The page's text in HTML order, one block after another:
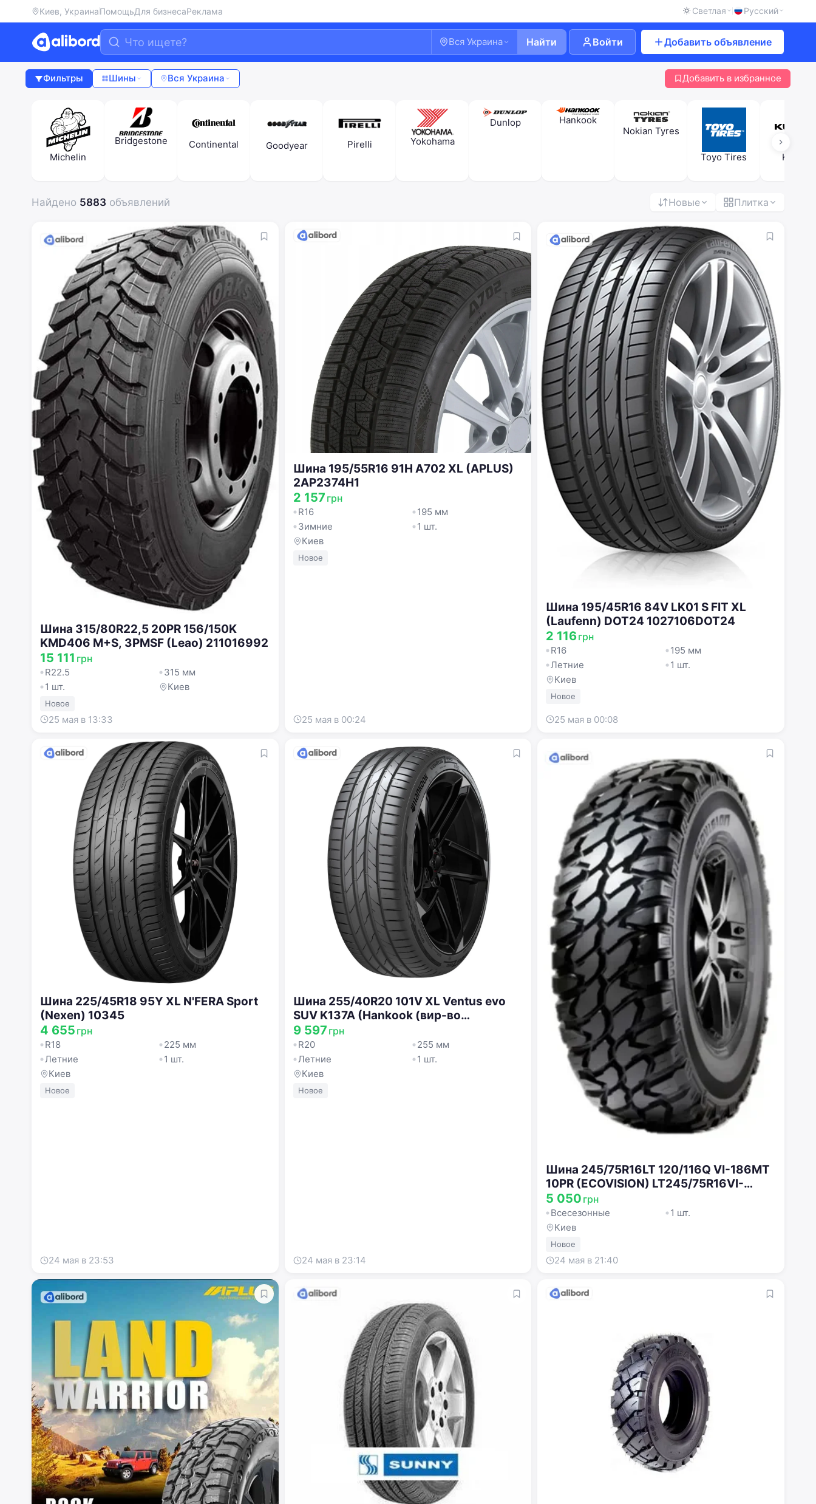
Киев, УкраинаПомощьДля бизнесаРеклама Светлая Русский
Вся Украина Найти Войти Добавить объявление
Фильтры Шины Вся Украина Добавить в избранное
Michelin
Bridgestone Continental Goodyear Pirelli Yokohama
Dunlop
Hankook
Nokian Tyres
Toyo Tires Kumho
Найдено 5883 объявлений Новые Плитка
Шина 315/80R22,5 20PR 156/150K
KMD406 M+S, 3PMSF (Leao) 211016992
15 111 грн
R22.5
315 мм
1 шт.
Киев
Новое
25 мая в 13:33
Шина 195/55R16 91H A702 XL (APLUS)
2AP2374H1
2 157 грн
R16
195 мм
Зимние
1 шт.
Киев
Новое
25 мая в 00:24
Шина 195/45R16 84V LK01 S FIT XL
(Laufenn) DOT24 1027106DOT24
2 116грн
R16
195 мм
Летние
1 шт.
Киев
Новое
25 мая в 00:08
Шина 225/45R18 95Y XL N'FERA Sport
(Nexen) 10345
4 655 грн
R18
225 мм
Летние
1 шт.
Киев
Новое
24 мая в 23:53
Шина 255/40R20 101V XL Ventus evo
SUV K137A (Hankook (вир-во
Угорщина) 1032200
9 597 грн
R20
255 мм
Летние
1 шт.
Киев
Новое
24 мая в 23:14
Шина 245/75R16LT 120/116Q VI-186MT
10PR (ECOVISION) LT245/75R16VI-
186MT
5 050 грн
Всесезонные
1 шт.
Киев
Новое
24 мая в 21:40
Введите номер или почту
Запомнить меня Забыли пароль?
Войти
Продолжая, вы соглашаетесь сУсловиями использования